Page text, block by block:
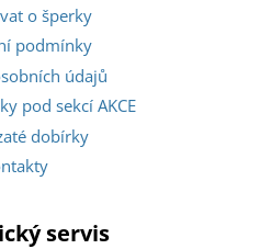
o šperky
podmínky
údajů
pod sekcí AKCE
dobírky
servis